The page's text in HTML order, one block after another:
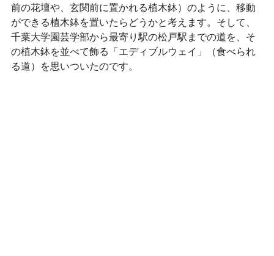
前の花壇や、玄関前に置かれる植木鉢）のように、移動
ができる植木鉢を置いたらどうかと考えます。そして、
千葉大学園芸学部から最寄り駅の松戸駅までの道を、そ
の植木鉢を並べて飾る「エディブルウェイ」（食べられ
る道）を思いついたのです。